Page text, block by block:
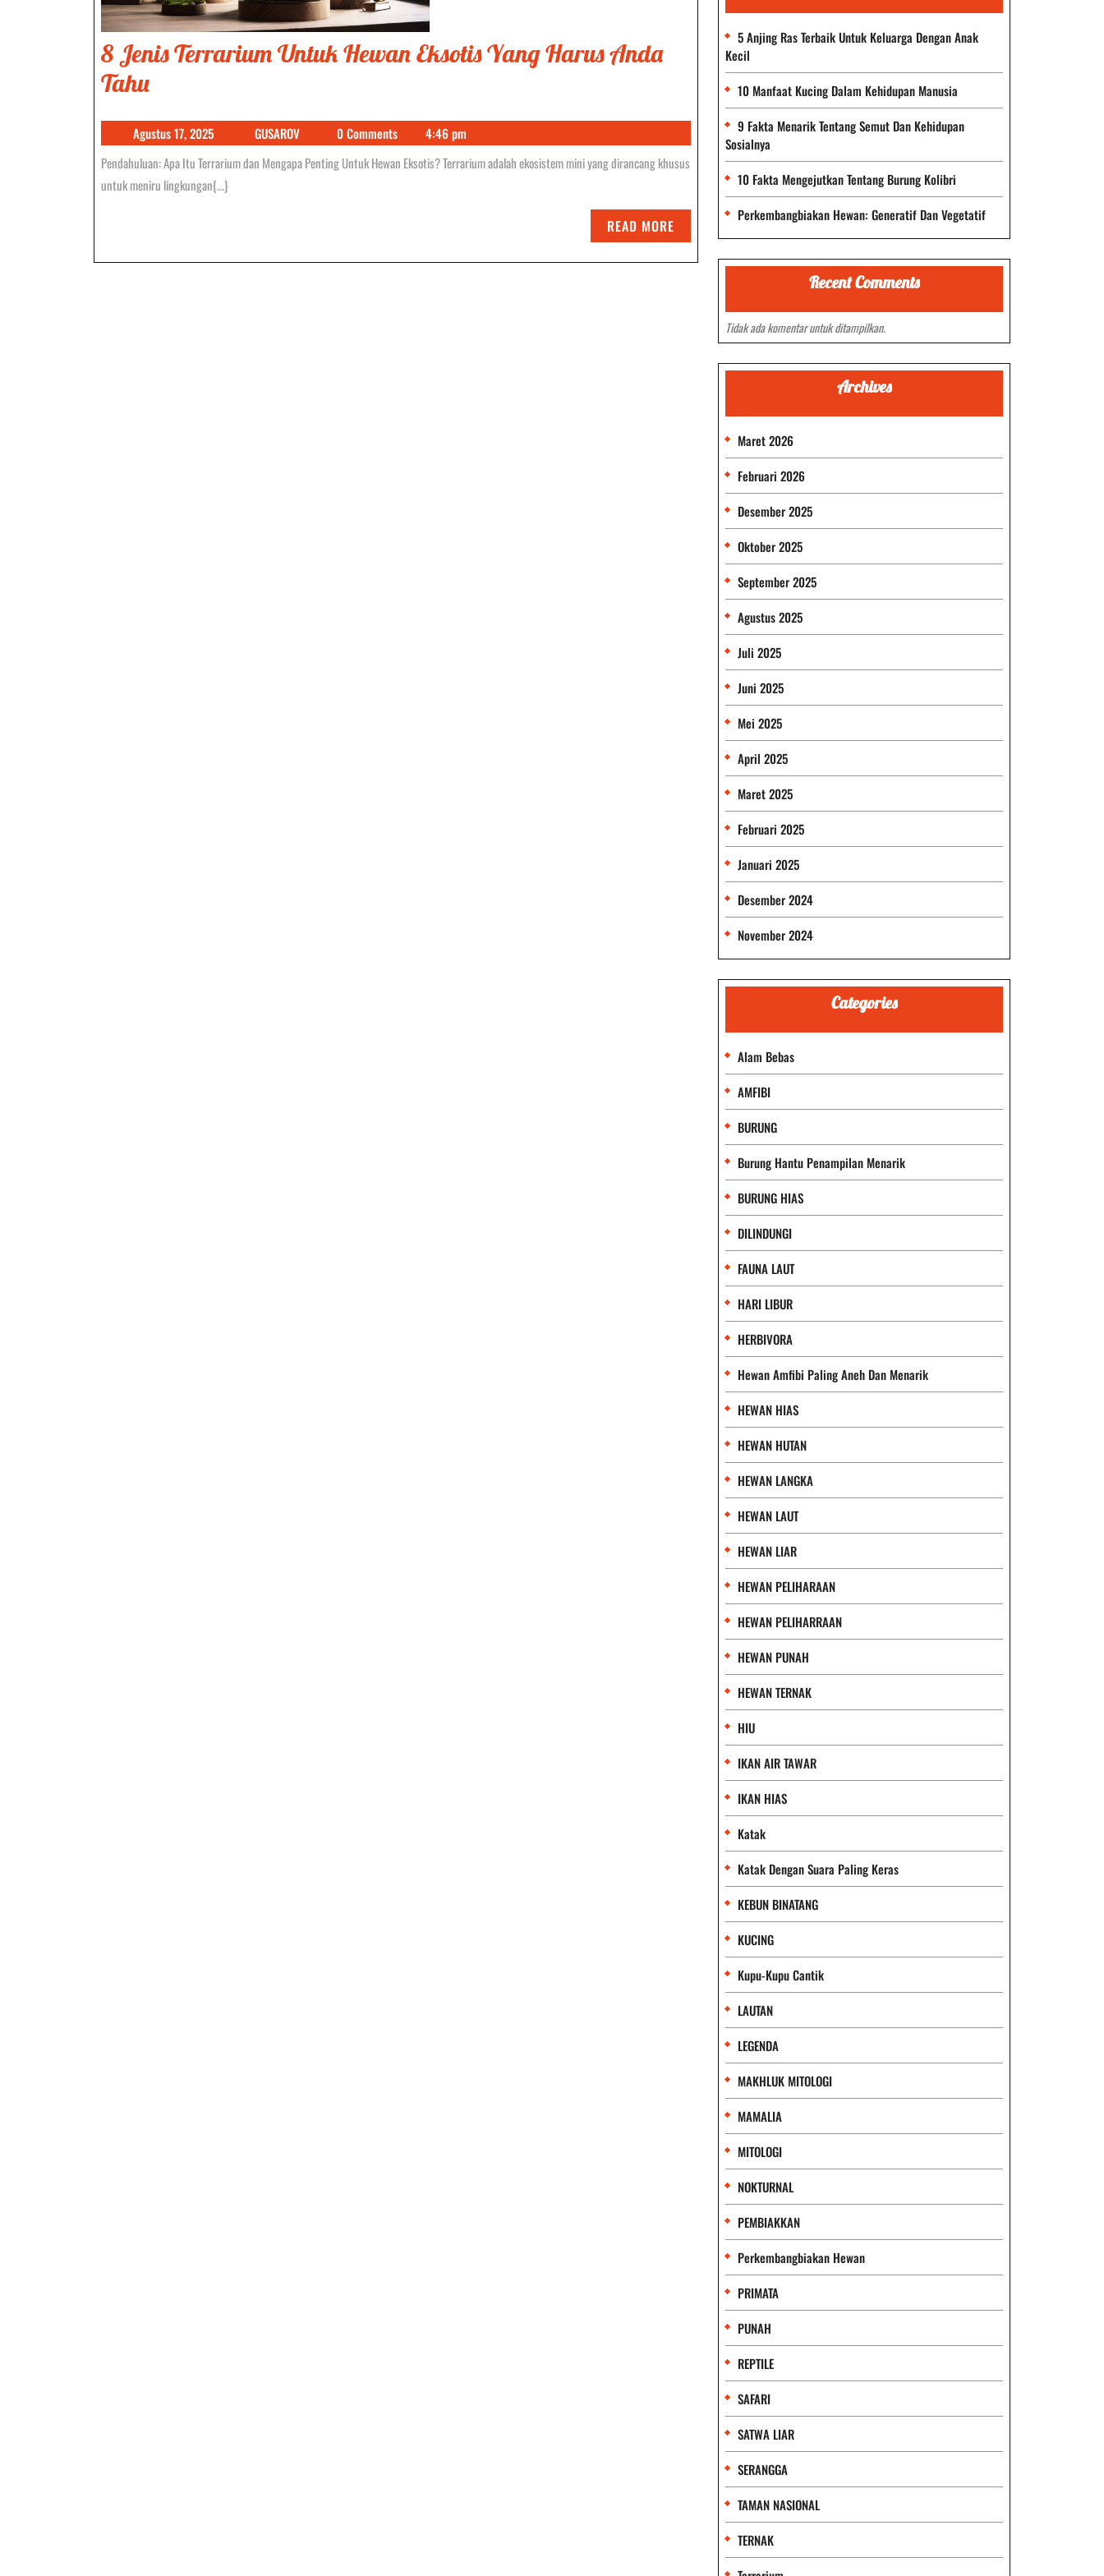
8 Jenis Terrarium Untuk Hewan Eksotis Yang Harus Anda
Tahu8
Terrarium
Untuk
Hewan
Yang
Agustus 17, 2025Agustus
17,
2025
GUSAROVGUSAROV0 Comments
4:46 pm
Pendahuluan: Apa Itu Terrarium dan Mengapa Penting Untuk Hewan Eksotis? Terrarium adalah ekosistem mini yang dirancang khusus
untuk meniru lingkungan{...}
READ MORE
MORE
5 Anjing Ras Terbaik Untuk Keluarga Dengan Anak
Kecil
10 Manfaat Kucing Dalam Kehidupan Manusia
9 Fakta Menarik Tentang Semut Dan Kehidupan
Sosialnya
10 Fakta Mengejutkan Tentang Burung Kolibri
Perkembangbiakan Hewan: Generatif Dan Vegetatif
Recent Comments
Tidak ada komentar untuk ditampilkan.
Archives
Maret 2026
Februari 2026
Desember 2025
Oktober 2025
September 2025
Agustus 2025
Juli 2025
Juni 2025
Mei 2025
April 2025
Maret 2025
Februari 2025
Januari 2025
Desember 2024
November 2024
Categories
Alam Bebas
AMFIBI
BURUNG
Burung Hantu Penampilan Menarik
BURUNG HIAS
DILINDUNGI
FAUNA LAUT
HARI LIBUR
HERBIVORA
Hewan Amfibi Paling Aneh Dan Menarik
HEWAN HIAS
HEWAN HUTAN
HEWAN LANGKA
HEWAN LAUT
HEWAN LIAR
HEWAN PELIHARAAN
HEWAN PELIHARRAAN
HEWAN PUNAH
HEWAN TERNAK
HIU
IKAN AIR TAWAR
IKAN HIAS
Katak
Katak Dengan Suara Paling Keras
KEBUN BINATANG
KUCING
Kupu-Kupu Cantik
LAUTAN
LEGENDA
MAKHLUK MITOLOGI
MAMALIA
MITOLOGI
NOKTURNAL
PEMBIAKKAN
Perkembangbiakan Hewan
PRIMATA
PUNAH
REPTILE
SAFARI
SATWA LIAR
SERANGGA
TAMAN NASIONAL
TERNAK